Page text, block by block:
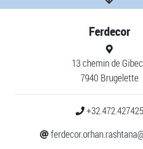
Ferdecor
13 chemin de
7940 Brugelette
+32.472.427425